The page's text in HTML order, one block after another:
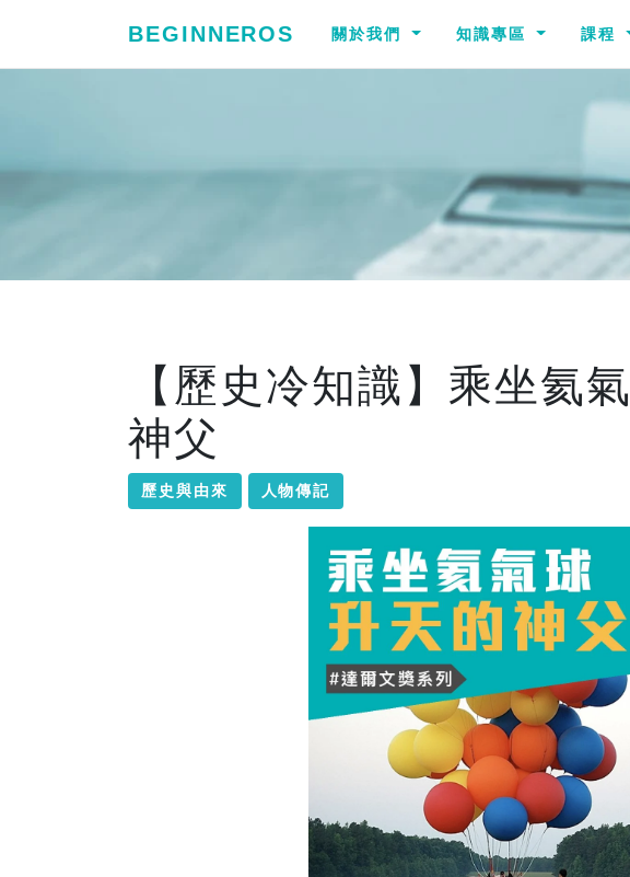
BEGINNEROS 關於我們 知識專區 課程
【歷史冷知識】乘坐氦
神父
歷史與由來 人物傳記